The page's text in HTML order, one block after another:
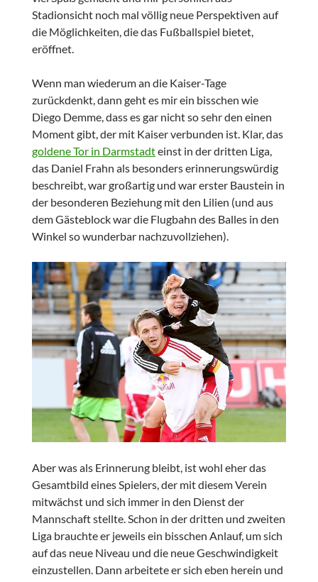
Stadionsicht noch mal völlig neue Perspektiven auf
die Möglichkeiten, die das Fußballspiel bietet,
eröffnet.
Wenn man wiederum an die Kaiser-Tage
zurückdenkt, dann geht es mir ein bisschen wie
Diego Demme, dass es gar nicht so sehr den einen
Moment gibt, der mit Kaiser verbunden ist. Klar, das
goldene Tor in Darmstadteinst in der dritten Liga,
das Daniel Frahn als besonders erinnerungswürdig
beschreibt, war großartig und war erster Baustein in
der besonderen Beziehung mit den Lilien (und aus
dem Gästeblock war die Flugbahn des Balles in den
Winkel so wunderbar nachzuvollziehen).
Aber was als Erinnerung bleibt, ist wohl eher das
Gesamtbild eines Spielers, der mit diesem Verein
mitwächst und sich immer in den Dienst der
Mannschaft stellte. Schon in der dritten und zweiten
Liga brauchte er jeweils ein bisschen Anlauf, um sich
auf das neue Niveau und die neue Geschwindigkeit
einzustellen. Dann arbeitete er sich eben herein und